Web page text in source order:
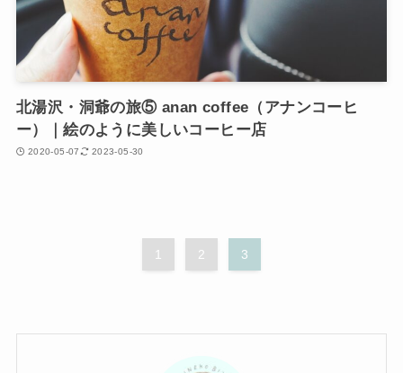
北湯沢・洞爺の旅⑤ anan coffee（アナンコーヒ
ー）｜絵のように美しいコーヒー店
2020-05-07 2023-05-30
1 2 3